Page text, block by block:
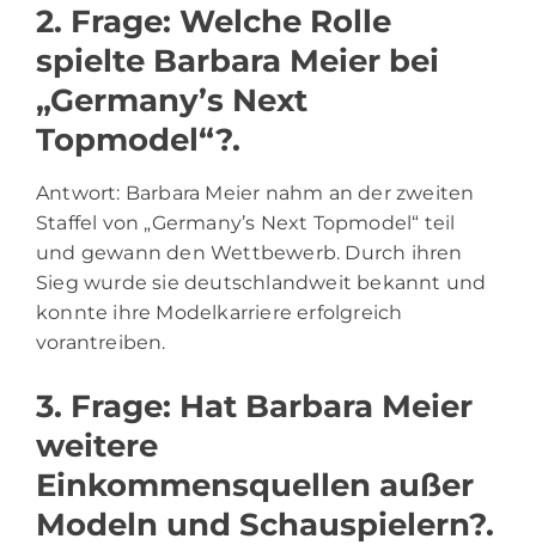
2. Frage: Welche Rolle
spielte Barbara Meier bei
„Germany’s Next
Topmodel“?.
Antwort: Barbara Meier nahm an der zweiten
Staffel von „Germany’s Next Topmodel“ teil
und gewann den Wettbewerb. Durch ihren
Sieg wurde sie deutschlandweit bekannt und
konnte ihre Modelkarriere erfolgreich
vorantreiben.
3. Frage: Hat Barbara Meier
weitere
Einkommensquellen außer
Modeln und Schauspielern?.